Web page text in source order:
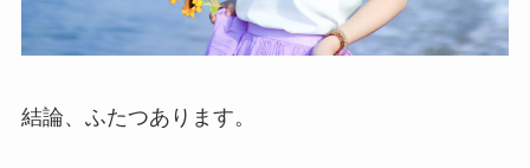
結論、ふたつあります。